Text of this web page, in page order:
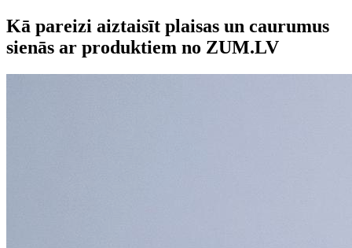
Kā pareizi aiztaisīt plaisas un caurumus
sienās ar produktiem no ZUM.LV